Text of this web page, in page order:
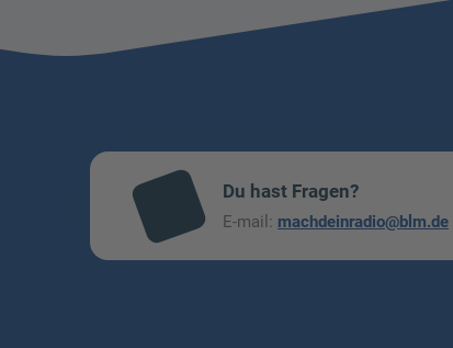
mai
l
Du hast Fragen?
E-mail: machdeinradio@blm.de